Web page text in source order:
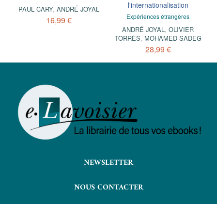
PAUL CARY,ANDRÉ JOYAL
16,99 €
l'internationalisation
Expériences étrangères
ANDRÉ JOYAL,OLIVIER
TORRÈS, MOHAMED SADEG
28,99 €
NEWSLETTER
NOUS CONTACTER